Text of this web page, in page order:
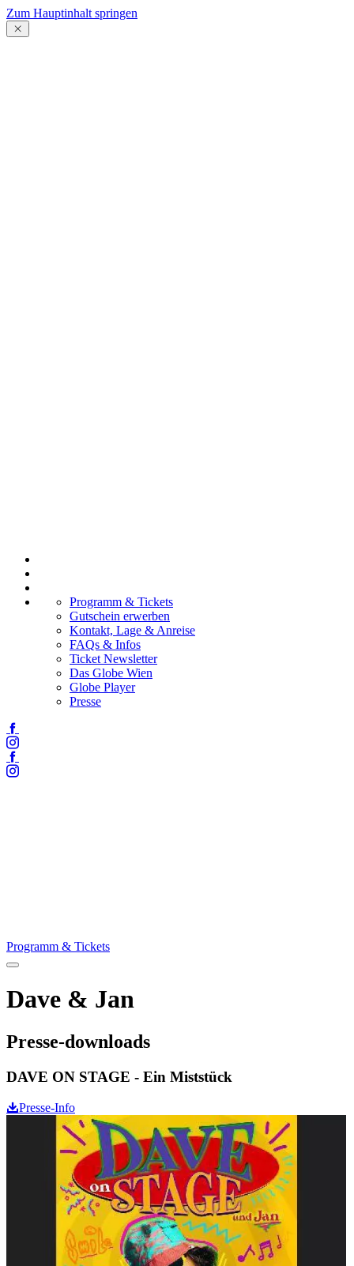
Zum Hauptinhalt springen
Menü
schließen
Programm & Tickets
Gutschein erwerben
Kontakt, Lage & Anreise
FAQs & Infos
Ticket Newsletter
Das Globe Wien
Globe Player
Presse
Facebook
Instagram
Facebook
Instagram
Programm & Tickets
Menü
Dave & Jan
Presse-downloads
DAVE ON STAGE - Ein Miststück
Presse-Info